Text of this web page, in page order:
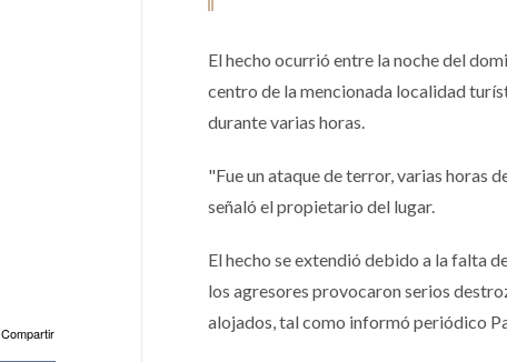
El hecho ocurrió entre la noche del
centro de la mencionada localidad
durante varias horas.
"Fue un ataque de terror, varias horas
señaló el propietario del lugar.
El hecho se extendió debido a la falta
los agresores provocaron serios
alojados, tal como informó periódico
Compartir